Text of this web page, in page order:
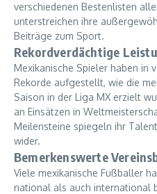
verschiedenen Bestenlisten
unterstreichen ihre
Beiträge zum Sport.
Rekordverdächtige
Mexikanische Spieler haben in
Rekorde aufgestellt, wie die
Saison in der Liga MX erzielt
an Einsätzen in
Meilensteine spiegeln ihr
wider.
Bemerkenswerte
Viele mexikanische Fußballer
national als auch international